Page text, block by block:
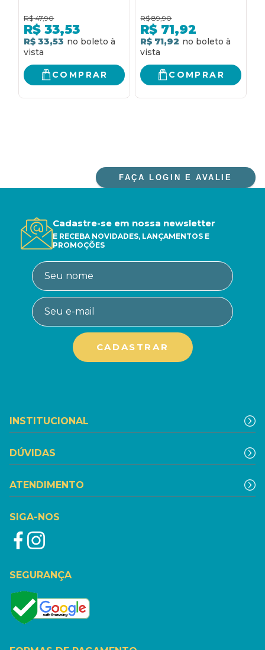
R$ 47,90
R$ 33,53
R$ 33,53
COMPRAR
R$ 89,90
R$ 71,92
R$ 71,92
COMPRAR
FAÇA LOGIN E AVALIE
Cadastre-se em nossa newsletter
E RECEBA NOVIDADES, LANÇAMENTOS E
PROMOÇÕES
INSTITUCIONAL
DÚVIDAS
ATENDIMENTO
SIGA-NOS
SEGURANÇA